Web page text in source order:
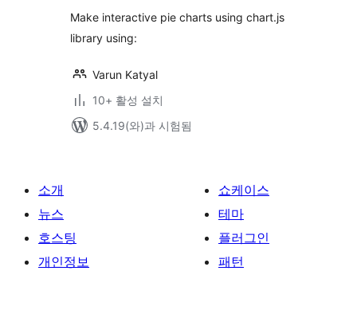
점
Make interactive pie charts using chart.js
library using:
Varun Katyal
10+ 활성 설치
5.4.19(와)과 시험됨
소개
뉴스
호스팅
개인정보
쇼케이스
테마
플러그인
패턴